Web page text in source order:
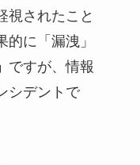
視されたこと
に「漏洩」
ですが、情報
シデントで